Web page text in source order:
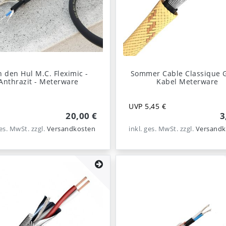
den Hul M.C. Fleximic -
- Meterware
20,00 €
MwSt. zzgl. Versandkosten
Sommer Cable Classique
Kabel Meterware
UVP 5,45 €
inkl. ges. MwSt. zzgl.